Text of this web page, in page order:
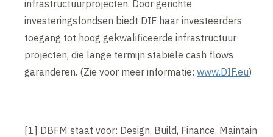
infrastructuurprojecten. Door gerichte
investeringsfondsen biedt DIF haar investeerders
toegang tot hoog gekwalificeerde infrastructuur
projecten, die lange termijn stabiele cash flows
garanderen. (Zie voor meer informatie:www.DIF.eu)
[1] DBFM staat voor: Design, Build, Finance, Maintain